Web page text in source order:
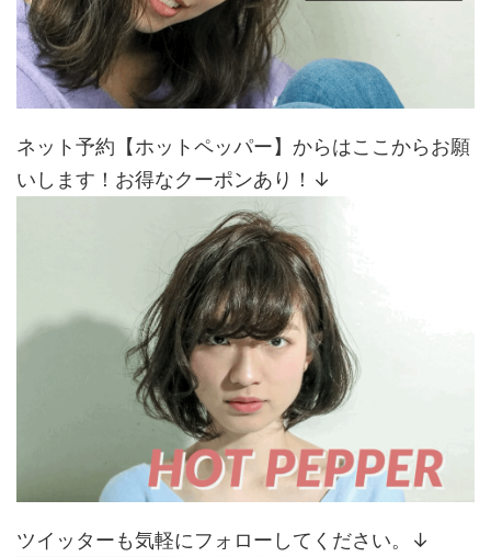
ネット予約【ホットペッパー】からはここからお願
いします！お得なクーポンあり！↓
ツイッターも気軽にフォローしてください。↓